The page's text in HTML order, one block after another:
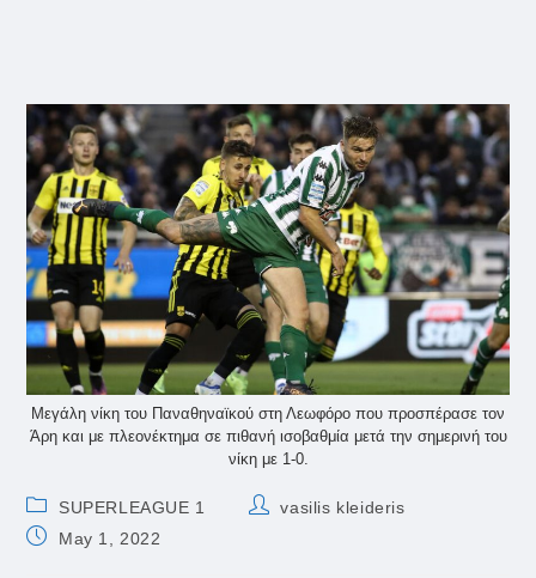
Μεγάλη νίκη του Παναθηναϊκού στη Λεωφόρο που προσπέρασε τον
Άρη και με πλεονέκτημα σε πιθανή ισοβαθμία μετά την σημερινή του
νίκη με 1-0.
Post
category:
SUPERLEAGUE 1
Postvasilis kleideris
PostMay 1, 2022